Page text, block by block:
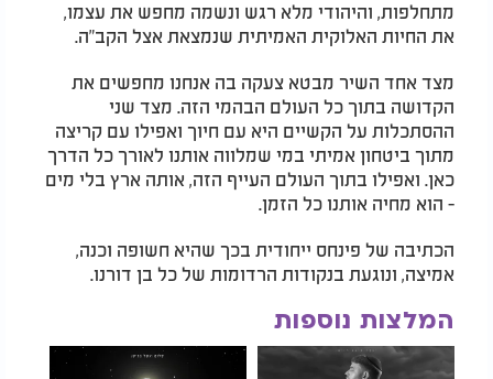
מתחלפות, והיהודי מלא רגש ונשמה מחפש את עצמו,
את החיות האלוקית האמיתית שנמצאת אצל הקב"ה.
מצד אחד השיר מבטא צעקה בה אנחנו מחפשים את
הקדושה בתוך כל העולם הבהמי הזה. מצד שני
ההסתכלות על הקשיים היא עם חיוך ואפילו עם קריצה
מתוך ביטחון אמיתי במי שמלווה אותנו לאורך כל הדרך
כאן. ואפילו בתוך העולם העייף הזה, אותה ארץ בלי מים
- הוא מחיה אותנו כל הזמן.
הכתיבה של פינחס ייחודית בכך שהיא חשופה וכנה,
אמיצה, ונוגעת בנקודות הרדומות של כל בן דורנו.
המלצות נוספות